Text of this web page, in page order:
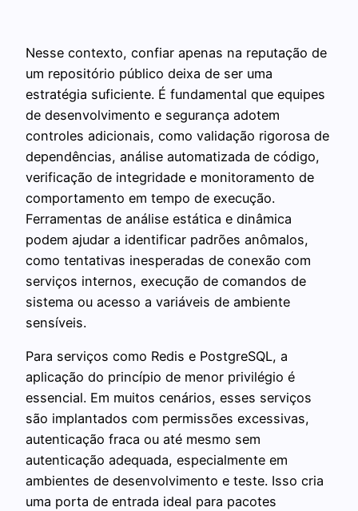
Nesse contexto, confiar apenas na reputação de
um repositório público deixa de ser uma
estratégia suficiente. É fundamental que equipes
de desenvolvimento e segurança adotem
controles adicionais, como validação rigorosa de
dependências, análise automatizada de código,
verificação de integridade e monitoramento de
comportamento em tempo de execução.
Ferramentas de análise estática e dinâmica
podem ajudar a identificar padrões anômalos,
como tentativas inesperadas de conexão com
serviços internos, execução de comandos de
sistema ou acesso a variáveis de ambiente
sensíveis.
Para serviços como Redis e PostgreSQL, a
aplicação do princípio de menor privilégio é
essencial. Em muitos cenários, esses serviços
são implantados com permissões excessivas,
autenticação fraca ou até mesmo sem
autenticação adequada, especialmente em
ambientes de desenvolvimento e teste. Isso cria
uma porta de entrada ideal para pacotes